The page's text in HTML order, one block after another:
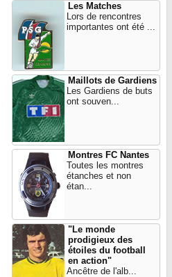
Les Matches
Lors de rencontres
importantes ont été ...
Maillots de Gardiens
Les Gardiens de buts
ont souven...
Montres FC Nantes
Toutes les montres
étanches et non
étan...
"Le monde
prodigieux des
étoiles du football
en action"
Ancêtre de l'alb...